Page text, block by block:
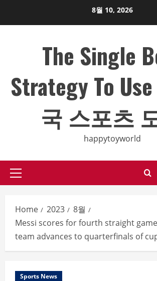
8월 10, 2026
The Single
Strategy To
국 스포츠
happytoyworld
Primary
Home 2023
8월
Messi scores for fourth straight
team advances to quarterfinals of
Sports News